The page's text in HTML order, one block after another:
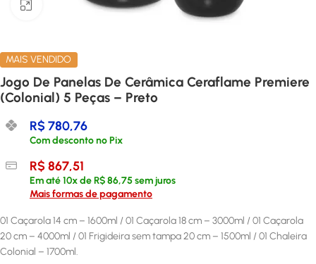
Clique para ampliar
MAIS VENDIDO
Jogo De Panelas De Cerâmica Ceraflame Premiere
(Colonial) 5 Peças – Preto
R$780,76
Com desconto no Pix
R$867,51
Em até10x deR$86,75sem juros
Mais formas de pagamento
01 Caçarola 14 cm – 1600ml / 01 Caçarola 18 cm – 3000ml / 01 Caçarola
20 cm – 4000ml / 01 Frigideira sem tampa 20 cm – 1500ml / 01 Chaleira
Colonial – 1700ml.